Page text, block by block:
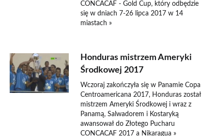
CONCACAF - Gold Cup, który odbędzie
się w dniach 7-26 lipca 2017 w 14
miastach »
Honduras mistrzem Ameryki
Środkowej 2017
Wczoraj zakończyła się w Panamie Copa
Centroamericana 2017, Honduras został
mistrzem Ameryki Środkowej i wraz z
Panamą, Salwadorem i Kostaryką
awansował do Złotego Pucharu
CONCACAF 2017 a Nikaragua »